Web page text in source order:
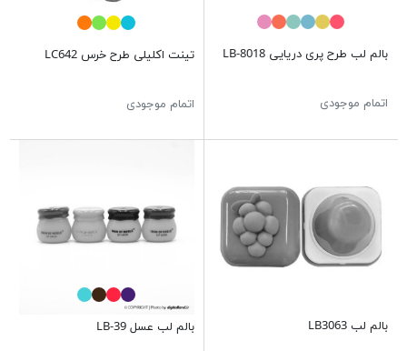
بالم لب طرح پری دریایی LB-8018
اتمام موجودی
تینت اکلیلی طرح خرس LC642
اتمام موجودی
بالم لب LB3063 بالم لب عسل LB-39